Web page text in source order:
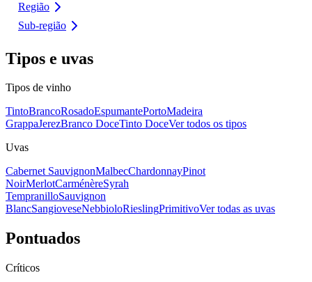
Região
Sub-região
Tipos e uvas
Tipos de vinho
TintoBrancoRosadoEspumantePortoMadeira
GrappaJerezBranco DoceTinto DoceVer todos os tipos
Uvas
Cabernet SauvignonMalbecChardonnayPinot
NoirMerlotCarménèreSyrah
TempranilloSauvignon
BlancSangioveseNebbioloRieslingPrimitivoVer todas as uvas
Pontuados
Críticos